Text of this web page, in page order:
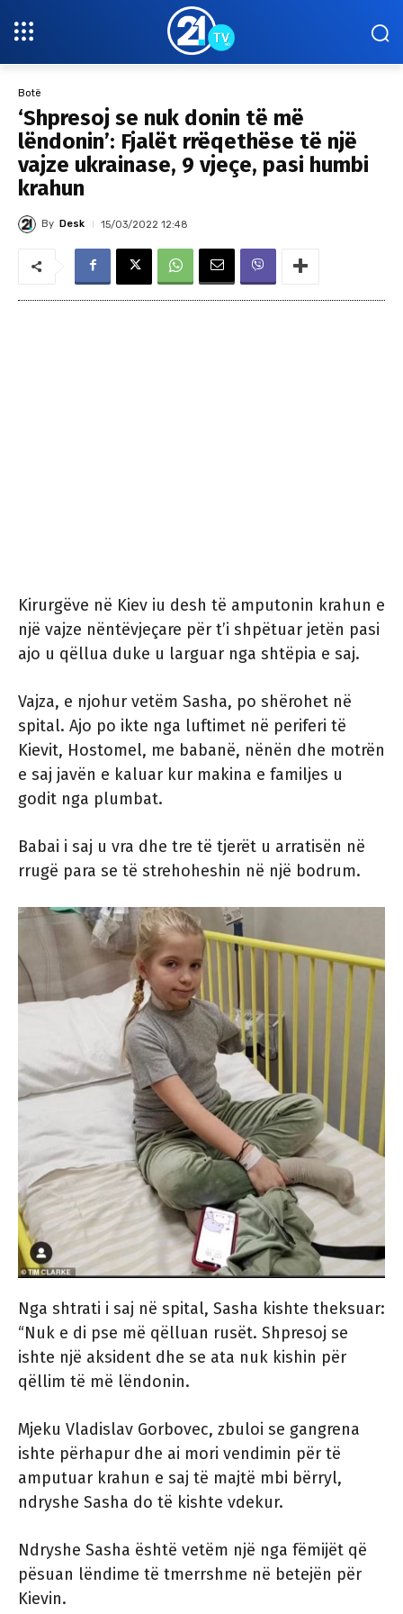
Botë
‘Shpresoj se nuk donin të më
lëndonin’: Fjalët rrëqethëse të një
vajze ukrainase, 9 vjeçe, pasi humbi
krahun
By Desk 15/03/2022 12:48
Kirurgëve në Kiev iu desh të amputonin krahun e
një vajze nëntëvjeçare për t’i shpëtuar jetën pasi
ajo u qëllua duke u larguar nga shtëpia e saj.
Vajza, e njohur vetëm Sasha, po shërohet në
spital. Ajo po ikte nga luftimet në periferi të
Kievit, Hostomel, me babanë, nënën dhe motrën
e saj javën e kaluar kur makina e familjes u
godit nga plumbat.
Babai i saj u vra dhe tre të tjerët u arratisën në
rrugë para se të strehoheshin në një bodrum.
Nga shtrati i saj në spital, Sasha kishte theksuar:
“Nuk e di pse më qëlluan rusët. Shpresoj se
ishte një aksident dhe se ata nuk kishin për
qëllim të më lëndonin.
Mjeku Vladislav Gorbovec, zbuloi se gangrena
ishte përhapur dhe ai mori vendimin për të
amputuar krahun e saj të majtë mbi bërryl,
ndryshe Sasha do të kishte vdekur.
Ndryshe Sasha është vetëm një nga fëmijët që
pësuan lëndime të tmerrshme në betejën për
Kievin.